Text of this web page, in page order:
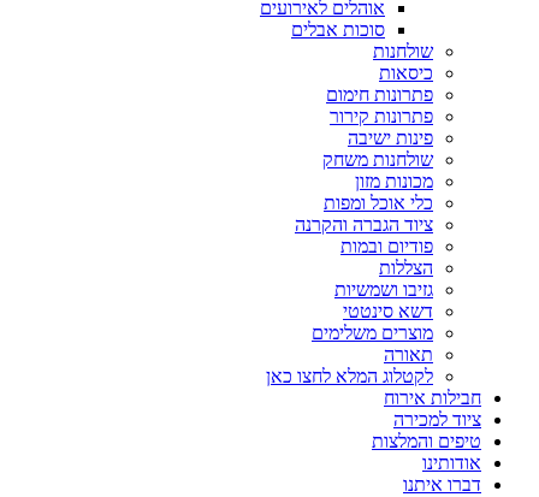
אוהלים לאירועים
סוכות אבלים
שולחנות
כיסאות
פתרונות חימום
פתרונות קירור
פינות ישיבה
שולחנות משחק
מכונות מזון
כלי אוכל ומפות
ציוד הגברה והקרנה
פודיום ובמות
הצללות
גזיבו ושמשיות
דשא סינטטי
מוצרים משלימים
תאורה
לקטלוג המלא לחצו כאן
חבילות אירוח
ציוד למכירה
טיפים והמלצות
אודותינו
דברו איתנו